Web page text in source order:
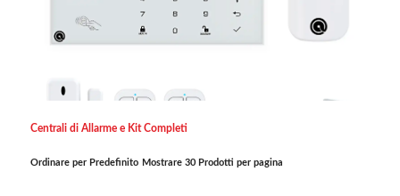
Centrali di Allarme e Kit Completi
Ordinare per Predefinito Mostrare 30 Prodotti per pagina